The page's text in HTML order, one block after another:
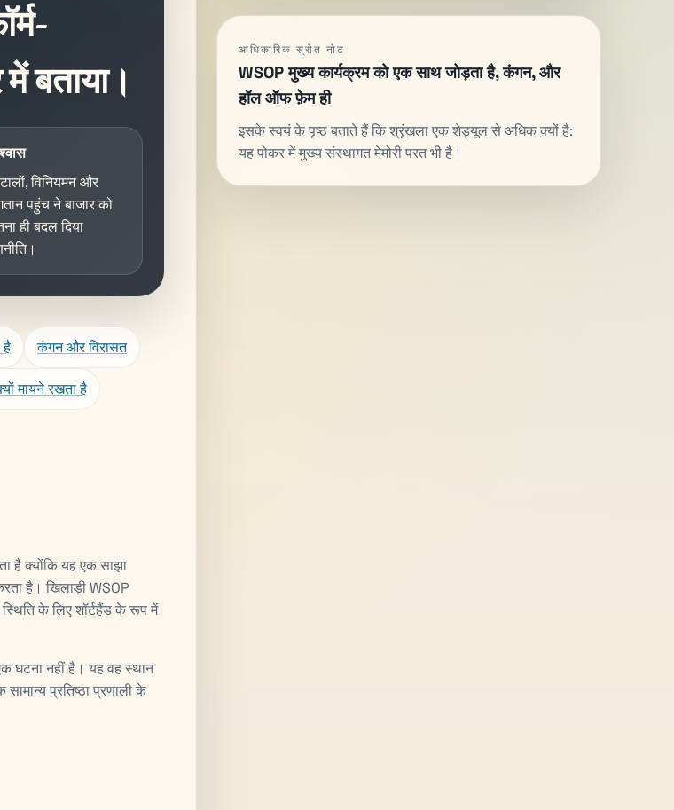
बताया।
विनियमन और
पहुंच ने बाजार को
ही बदल दिया
है कंगन और विरासत
मायने रखता है
है क्योंकि यह एक साझा
है। खिलाड़ी WSOP
के लिए शॉर्टहैंड के रूप में
घटना नहीं है। यह वह स्थान
प्रतिष्ठा प्रणाली के
आधिकारिक स्रोत नोट
WSOP मुख्य कार्यक्रम को एक साथ जोड़ता है, कंगन, और
हॉल ऑफ फ़ेम ही
इसके स्वयं के पृष्ठ बताते हैं कि श्रृंखला एक शेड्यूल से अधिक क्यों है:
यह पोकर में मुख्य संस्थागत मेमोरी परत भी है।